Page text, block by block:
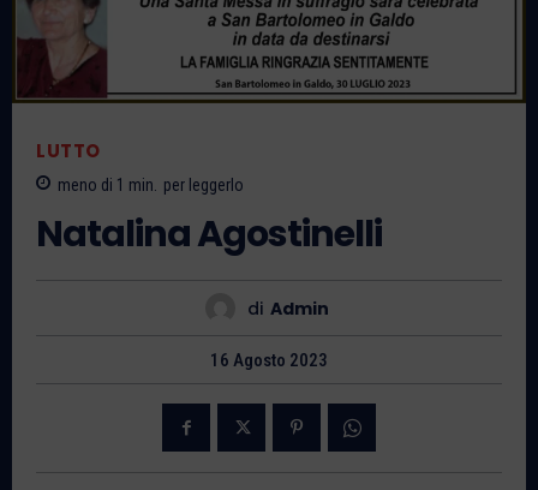
LUTTO
meno di 1 min. per leggerlo
Natalina Agostinelli
di Admin
16 Agosto 2023